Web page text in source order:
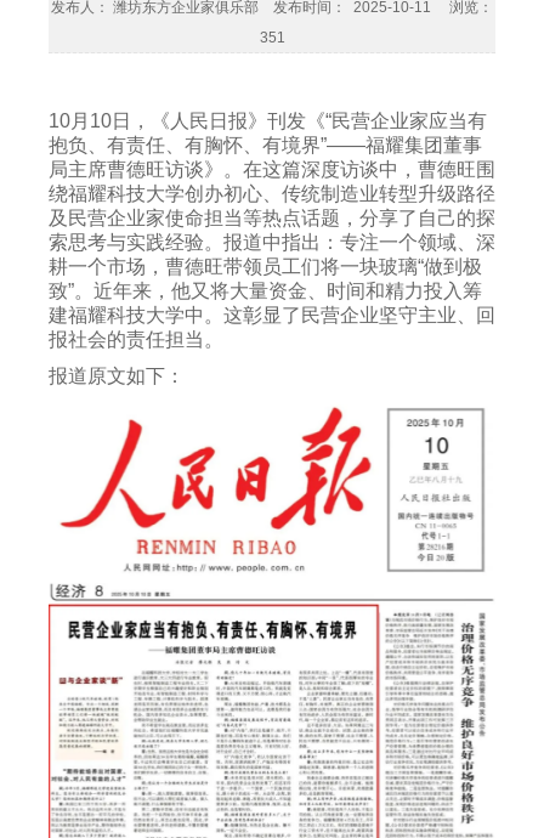
发布人： 潍坊东方企业家俱乐部 发布时间： 2025-10-11 浏览：
351
10月10日，《人民日报》刊发《“民营企业家应当有
抱负、有责任、有胸怀、有境界”——福耀集团董事
局主席曹德旺访谈》。在这篇深度访谈中，曹德旺围
绕福耀科技大学创办初心、传统制造业转型升级路径
及民营企业家使命担当等热点话题，分享了自己的探
索思考与实践经验。报道中指出：专注一个领域、深
耕一个市场，曹德旺带领员工们将一块玻璃“做到极
致”。近年来，他又将大量资金、时间和精力投入筹
建福耀科技大学中。这彰显了民营企业坚守主业、回
报社会的责任担当。
报道原文如下：